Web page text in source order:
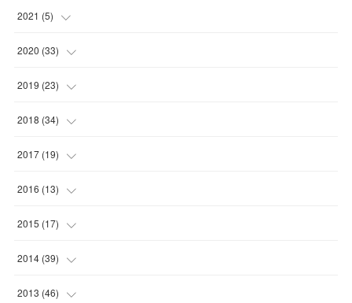
( )
(1
( )
2021 (5)
(1
(1
(2
(1
2020 (33)
(2
(1
(1
(3
2019 (23)
(3
(1
(1
(4
2018 (34)
(6
(1
(4
(1
2017 (19)
(4
(4
(1
(1
2016 (13)
(1
(4
(3
2015 (17)
(2
(2
2014 (39)
(4
2013 (46)